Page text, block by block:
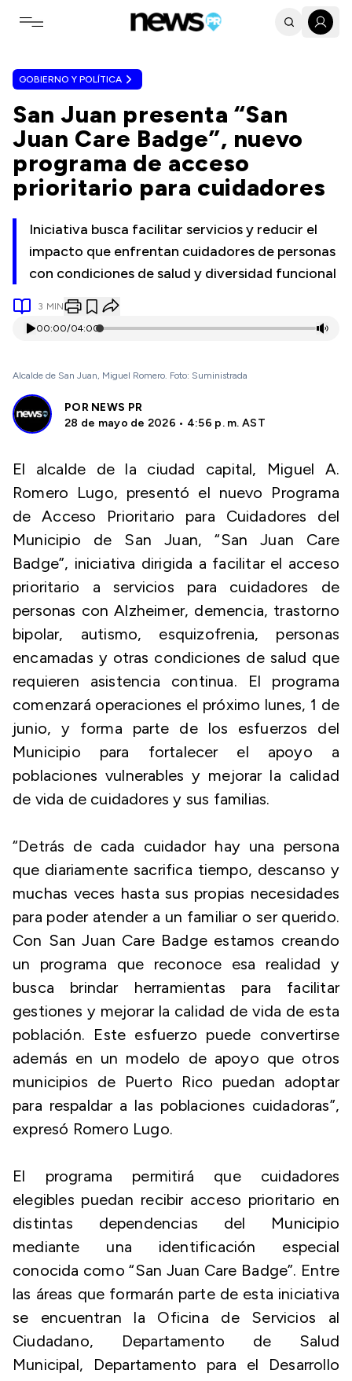
Toggle navigation menu
GOBIERNO Y POLÍTICA
San Juan presenta “San
Juan Care Badge”, nuevo
programa de acceso
prioritario para cuidadores
Iniciativa busca facilitar servicios y reducir el
impacto que enfrentan cuidadores de personas
con condiciones de salud y diversidad funcional
3 MIN
00:00/04:00
Alcalde de San Juan, Miguel Romero. Foto: Suministrada
POR NEWS PR
28 de mayo de 2026 • 4:56 p. m. AST
El alcalde de la ciudad capital, Miguel A.
Romero Lugo, presentó el nuevo Programa
de Acceso Prioritario para Cuidadores del
Municipio de San Juan, “San Juan Care
Badge”, iniciativa dirigida a facilitar el acceso
prioritario a servicios para cuidadores de
personas con Alzheimer, demencia, trastorno
bipolar, autismo, esquizofrenia, personas
encamadas y otras condiciones de salud que
requieren asistencia continua. El programa
comenzará operaciones el próximo lunes, 1 de
junio, y forma parte de los esfuerzos del
Municipio para fortalecer el apoyo a
poblaciones vulnerables y mejorar la calidad
de vida de cuidadores y sus familias.
“Detrás de cada cuidador hay una persona
que diariamente sacrifica tiempo, descanso y
muchas veces hasta sus propias necesidades
para poder atender a un familiar o ser querido.
Con San Juan Care Badge estamos creando
un programa que reconoce esa realidad y
busca brindar herramientas para facilitar
gestiones y mejorar la calidad de vida de esta
población. Este esfuerzo puede convertirse
además en un modelo de apoyo que otros
municipios de Puerto Rico puedan adoptar
para respaldar a las poblaciones cuidadoras”,
expresó Romero Lugo.
El programa permitirá que cuidadores
elegibles puedan recibir acceso prioritario en
distintas dependencias del Municipio
mediante una identificación especial
conocida como “San Juan Care Badge”. Entre
las áreas que formarán parte de esta iniciativa
se encuentran la Oficina de Servicios al
Ciudadano, Departamento de Salud
Municipal, Departamento para el Desarrollo